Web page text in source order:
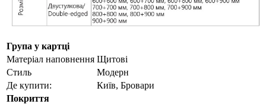
Група у картці
Матеріал наповнення Щитові
Стиль
Модерн
Де купити:
Київ, Бровари
Покриття